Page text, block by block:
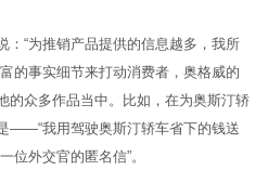
“为推销产品提供的信息越多，我所
的事实细节来打动消费者，奥格威的
的众多作品当中。比如，在为奥斯汀轿
——“我用驾驶奥斯汀轿车省下的钱送
外交官的匿名信”。